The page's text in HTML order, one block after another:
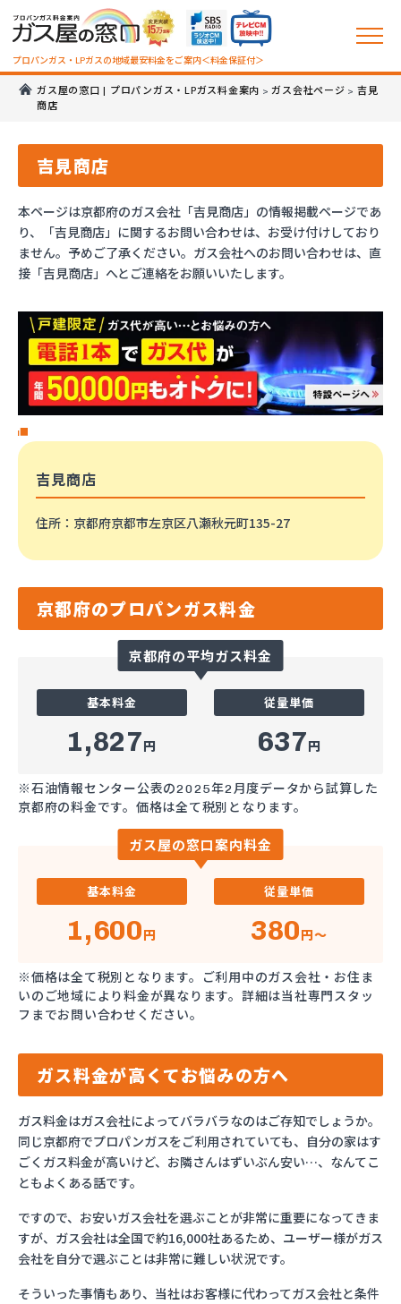
プロパンガス・LPガスの地域最安料金をご案内＜料金保証付＞
ガス屋の窓口 | プロパンガス・LPガス料金案内 >ガス会社ページ > 吉見
商店
吉見商店
本ページは京都府のガス会社「吉見商店」の情報掲載ページであ
り、「吉見商店」に関するお問い合わせは、お受け付けしており
ません。予めご了承ください。ガス会社へのお問い合わせは、直
接「吉見商店」へとご連絡をお願いいたします。
吉見商店
住所 ：京都府京都市左京区八瀬秋元町135-27
京都府のプロパンガス料金
京都府の平均ガス料金
基本料金
1,827円
従量単価
637円
※石油情報センター公表の2025年2月度データから試算した
京都府の料金です。価格は全て税別となります。
ガス屋の窓口案内料金
基本料金
1,600円
従量単価
380円～
※価格は全て税別となります。ご利用中のガス会社・お住ま
いのご地域により料金が異なります。詳細は当社専門スタッ
フまでお問い合わせください。
ガス料金が高くてお悩みの方へ
ガス料金はガス会社によってバラバラなのはご存知でしょうか。
同じ京都府でプロパンガスをご利用されていても、自分の家はす
ごくガス料金が高いけど、お隣さんはずいぶん安い…、なんてこ
ともよくある話です。
ですので、お安いガス会社を選ぶことが非常に重要になってきま
すが、ガス会社は全国で約16,000社あるため、ユーザー様がガス
会社を自分で選ぶことは非常に難しい状況です。
そういった事情もあり、当社はお客様に代わってガス会社と条件